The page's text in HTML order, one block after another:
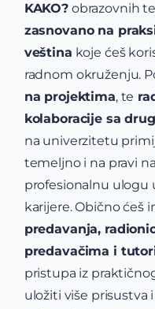
KAKO? obrazovnih
zasnovano na
veština koje ćeš
radnom okruženju.
na projektima, te
kolaboracije sa
na univerzitetu
temeljno i na pravi
profesionalnu ulogu
karijere. Obično ćeš
predavanja,
predavačima i
pristupa iz
uložiti više prisustva